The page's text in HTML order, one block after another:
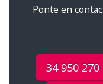
Ponte en
34 950 270